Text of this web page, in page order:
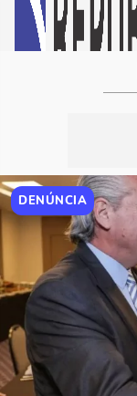
DENÚNCIA